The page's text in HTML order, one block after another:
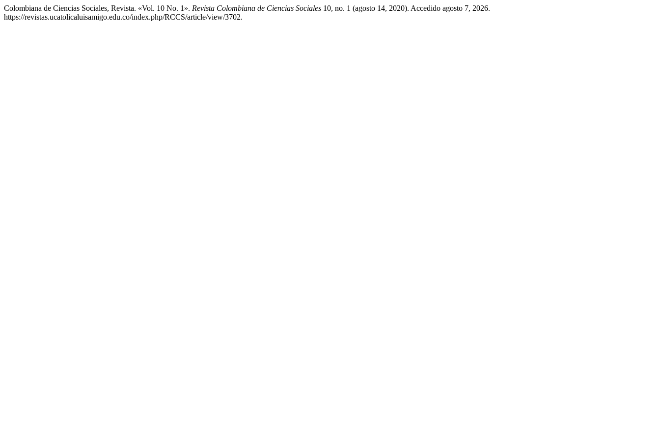
Colombiana de Ciencias Sociales, Revista. «Vol. 10 No. 1». Revista Colombiana de Ciencias Sociales 10, no. 1 (agosto 14, 2020). Accedido agosto 7, 2026.
https://revistas.ucatolicaluisamigo.edu.co/index.php/RCCS/article/view/3702.